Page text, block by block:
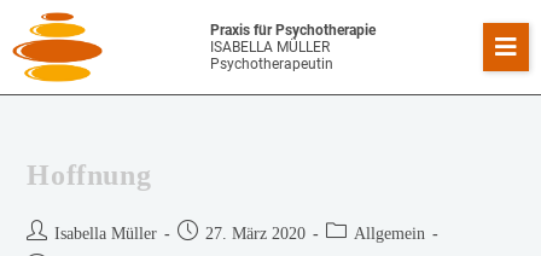
Praxis für Psychotherapie
ISABELLA MÜLLER
Psychotherapeutin
Hoffnung
Isabella Müller 27. März 2020
Allgemein